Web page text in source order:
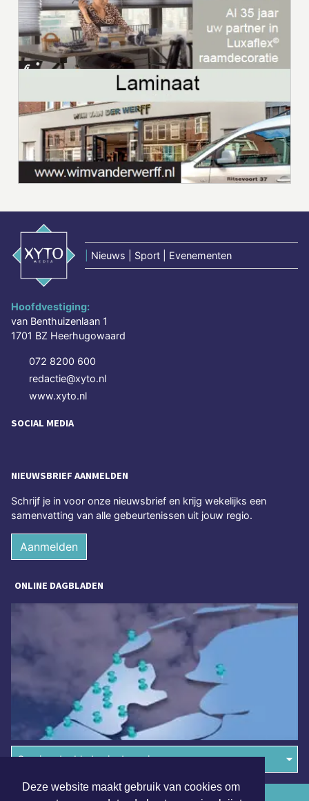
Deze website maakt gebruik van cookies om
Nieuws | Sport | Evenementen
Hoofdvestiging:
van Benthuizenlaan 1
1701 BZ Heerhugowaard
072 8200 600
redactie@xyto.nl
www.xyto.nl
SOCIAL MEDIA
NIEUWSBRIEF AANMELDEN
Schrijf je in voor onze nieuwsbrief en krijg wekelijks een
samenvatting van alle gebeurtenissen uit jouw regio.
Aanmelden
ONLINE DAGBLADEN
Overige dagbladen in de regio